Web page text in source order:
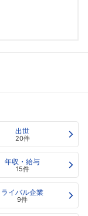
出世
20件
年収・給与
15件
ライバル企業
9件